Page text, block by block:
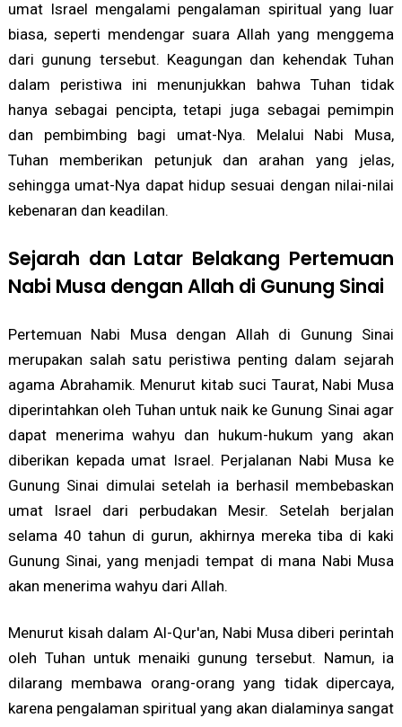
umat Israel mengalami pengalaman spiritual yang luar
biasa, seperti mendengar suara Allah yang menggema
dari gunung tersebut. Keagungan dan kehendak Tuhan
dalam peristiwa ini menunjukkan bahwa Tuhan tidak
hanya sebagai pencipta, tetapi juga sebagai pemimpin
dan pembimbing bagi umat-Nya. Melalui Nabi Musa,
Tuhan memberikan petunjuk dan arahan yang jelas,
sehingga umat-Nya dapat hidup sesuai dengan nilai-nilai
kebenaran dan keadilan.
Sejarah dan Latar Belakang Pertemuan
Nabi Musa dengan Allah di Gunung Sinai
Pertemuan Nabi Musa dengan Allah di Gunung Sinai
merupakan salah satu peristiwa penting dalam sejarah
agama Abrahamik. Menurut kitab suci Taurat, Nabi Musa
diperintahkan oleh Tuhan untuk naik ke Gunung Sinai agar
dapat menerima wahyu dan hukum-hukum yang akan
diberikan kepada umat Israel. Perjalanan Nabi Musa ke
Gunung Sinai dimulai setelah ia berhasil membebaskan
umat Israel dari perbudakan Mesir. Setelah berjalan
selama 40 tahun di gurun, akhirnya mereka tiba di kaki
Gunung Sinai, yang menjadi tempat di mana Nabi Musa
akan menerima wahyu dari Allah.
Menurut kisah dalam Al-Qur'an, Nabi Musa diberi perintah
oleh Tuhan untuk menaiki gunung tersebut. Namun, ia
dilarang membawa orang-orang yang tidak dipercaya,
karena pengalaman spiritual yang akan dialaminya sangat